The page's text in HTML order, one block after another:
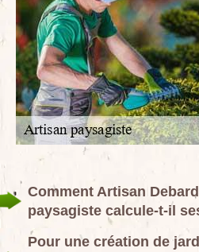
Comment Artisan
paysagiste calcule-t-il
Pour une création de